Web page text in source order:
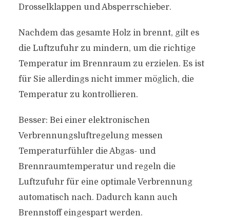
Drosselklappen und Absperrschieber.
Nachdem das gesamte Holz in brennt, gilt es
die Luftzufuhr zu mindern, um die richtige
Temperatur im Brennraum zu erzielen. Es ist
für Sie allerdings nicht immer möglich, die
Temperatur zu kontrollieren.
Besser: Bei einer elektronischen
Verbrennungsluftregelung messen
Temperaturfühler die Abgas- und
Brennraumtemperatur und regeln die
Luftzufuhr für eine optimale Verbrennung
automatisch nach. Dadurch kann auch
Brennstoff eingespart werden.